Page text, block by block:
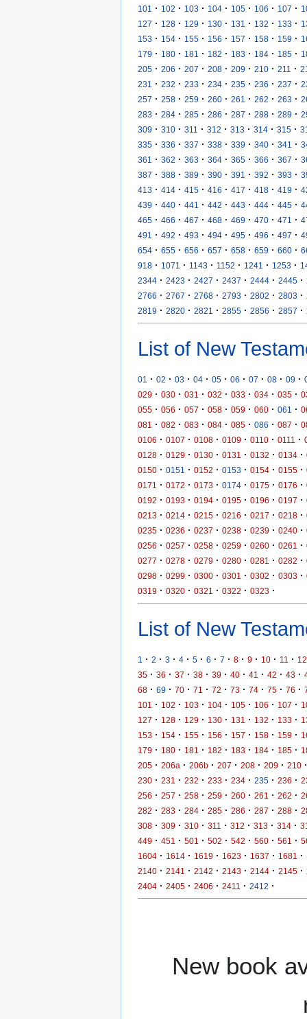
101
· 102 · 103 · 104 · 105 · 106 · 107 ·
127 · 128 · 129 · 130 · 131 · 132 · 133 ·
153 · 154 · 155 · 156 · 157 · 158 · 159 ·
179 · 180 · 181 · 182 · 183 · 184 · 185 ·
205 · 206 · 207 · 208 · 209 · 210 · 211 ·
231
· 232 · 233 · 234 · 235 · 236 · 237 ·
257 · 258 · 259 · 260 · 261 · 262 · 263 ·
283 · 284 · 285 · 286 · 287 · 288 · 289 ·
309 · 310 · 311 · 312 · 313 · 314 · 315 ·
335 · 336 · 337 · 338 · 339 · 340 · 341 ·
361
· 362 · 363 · 364 · 365 · 366 · 367 ·
387 · 388 · 389 · 390 · 391 · 392 · 393 ·
413 · 414 · 415 · 416 · 417 · 418 · 419 ·
439 · 440 · 441 · 442 · 443 · 444 · 445 ·
465 · 466 · 467 · 468 · 469 · 470 · 471 ·
491
· 492 · 493 · 494 · 495 · 496 · 497 ·
654 · 655 · 656 · 657 · 658 · 659 · 660 ·
918 · 1071 · 1143 · 1152 · 1241 · 1253 ·
2344 · 2423 · 2427 · 2437 · 2444 · 2445 ·
2766 · 2767 · 2768 · 2793 · 2802 · 2803 ·
2819 · 2820 · 2821 · 2855 · 2856 · 2857 ·
List of New
01 · 02 · 03 · 04 · 05 · 06 · 07 · 08 · 09 ·
029 · 030 · 031 · 032 · 033 · 034 · 035 ·
055 · 056 · 057 · 058 · 059 · 060 · 061 ·
081
· 082 · 083 · 084 · 085 · 086 · 087 ·
0106 · 0107 · 0108 · 0109 · 0110 · 0111 ·
0128 · 0129 · 0130 · 0131 · 0132 · 0134 ·
0150 · 0151 · 0152 · 0153 · 0154 · 0155 ·
0171
· 0172 · 0173 · 0174 · 0175 · 0176 ·
0192 · 0193 · 0194 · 0195 · 0196 · 0197 ·
0213 · 0214 · 0215 · 0216 · 0217 · 0218 ·
0235 · 0236 · 0237 · 0238 · 0239 · 0240 ·
0256 · 0257 · 0258 · 0259 · 0260 · 0261 ·
0277 · 0278 · 0279 · 0280 · 0281 · 0282 ·
0298 · 0299 · 0300 · 0301 · 0302 · 0303 ·
0319 · 0320 · 0321 · 0322 · 0323 ·
List of New
1 · 2 · 3 · 4 · 5 · 6 · 7 · 8 · 9 · 10 · 11 · 12
35 · 36 · 37 · 38 · 39 · 40 · 41 · 42 · 43 ·
68 · 69 · 70 · 71 · 72 · 73 · 74 · 75 · 76 ·
101
· 102 · 103 · 104 · 105 · 106 · 107 ·
127 · 128 · 129 · 130 · 131 · 132 · 133 ·
153 · 154 · 155 · 156 · 157 · 158 · 159 ·
179 · 180 · 181 · 182 · 183 · 184 · 185 ·
205 · 206a · 206b · 207 · 208 · 209 · 210 ·
230 · 231 · 232 · 233 · 234 · 235 · 236 ·
256 · 257 · 258 · 259 · 260 · 261 · 262 ·
282 · 283 · 284 · 285 · 286 · 287 · 288 ·
308 · 309 · 310 · 311 · 312 · 313 · 314 ·
449 · 451 · 501 · 502 · 542 · 560 · 561 ·
1604 · 1614 · 1619 · 1623 · 1637 · 1681 ·
2140 · 2141 · 2142 · 2143 · 2144 · 2145 ·
2404 · 2405 · 2406 · 2411 · 2412 ·
New book